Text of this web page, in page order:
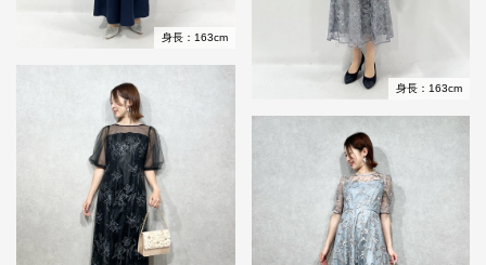
身長：163cm
身長：163cm